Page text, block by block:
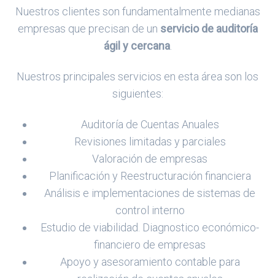
Nuestros clientes son fundamentalmente medianas
empresas que precisan de un servicio de auditoría
ágil y cercana.
Nuestros principales servicios en esta área son los
siguientes:
Auditoría de Cuentas Anuales
Revisiones limitadas y parciales
Valoración de empresas
Planificación y Reestructuración financiera
Análisis e implementaciones de sistemas de
control interno
Estudio de viabilidad. Diagnostico económico-
financiero de empresas
Apoyo y asesoramiento contable para